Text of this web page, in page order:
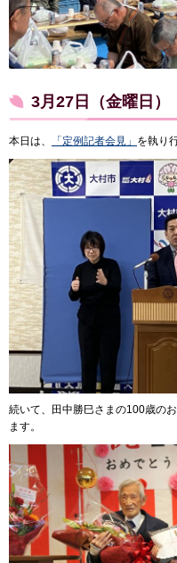
3月27日（金曜日）
本日は、 「定例記者会見」 を執り
続いて、田中勝巳さまの100歳の
ます。